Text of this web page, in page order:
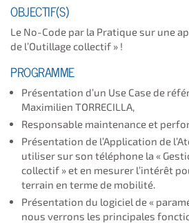
OBJECTIF(S)
Le No-Code par la Pratique sur une
de l’Outillage collectif » !
PROGRAMME
Présentation d’un Use Case de
Maximilien TORRECILLA,
Responsable maintenance et
Présentation de l’Application de
utiliser sur son téléphone la «
collectif » et en mesurer l’intérêt
terrain en terme de mobilité.
Présentation du logiciel de «
nous verrons les principales